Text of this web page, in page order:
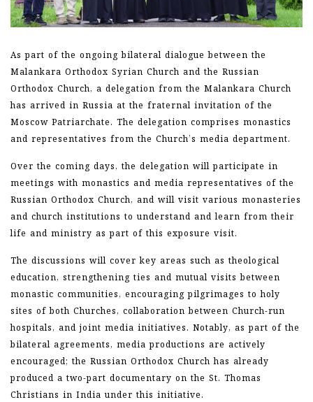
As part of the ongoing bilateral dialogue between the
Malankara Orthodox Syrian Church and the Russian
Orthodox Church, a delegation from the Malankara Church
has arrived in Russia at the fraternal invitation of the
Moscow Patriarchate. The delegation comprises monastics
and representatives from the Church’s media department.
Over the coming days, the delegation will participate in
meetings with monastics and media representatives of the
Russian Orthodox Church, and will visit various monasteries
and church institutions to understand and learn from their
life and ministry as part of this exposure visit.
The discussions will cover key areas such as theological
education, strengthening ties and mutual visits between
monastic communities, encouraging pilgrimages to holy
sites of both Churches, collaboration between Church-run
hospitals, and joint media initiatives. Notably, as part of the
bilateral agreements, media productions are actively
encouraged; the Russian Orthodox Church has already
produced a two-part documentary on the St. Thomas
Christians in India under this initiative.